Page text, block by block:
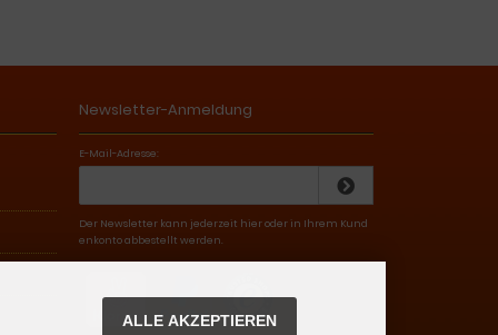
Newsletter-Anmeldung
E-Mail-Adresse:
Der Newsletter kann jederzeit hier oder in Ihrem Kund
enkonto abbestellt werden.
ALLE AKZEPTIEREN